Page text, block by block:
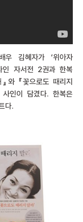
우 김혜자가 ‘위아자
인 자서전 2권과 한복
와 『꽃으로도 때리지
인이 담겼다. 한복은
다.